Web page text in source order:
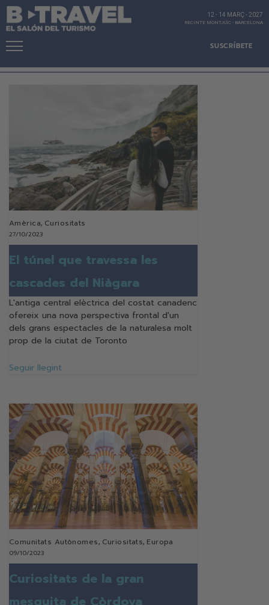
SUSCRÍBETE
12 - 14 MARÇ-2027
RECINTE MONTJUÏC - BARCELONA
Amèrica, Curiositats
27/10/2023
El túnel que travessa les
cascades del Niàgara
L'antiga central elèctrica del costat canadenc
ofereix una nova perspectiva frontal d'un
dels grans espectacles de la naturalesa molt
prop de la ciutat de Toronto
Seguir llegint
Comunitats Autònomes, Curiositats, Europa
09/10/2023
Curiositats de la gran